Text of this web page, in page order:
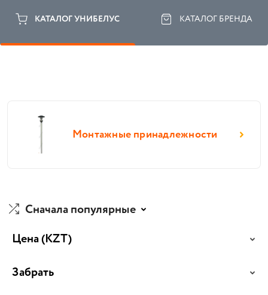
КАТАЛОГ УНИБЕЛУС КАТАЛОГ БРЕНДА
Монтажные принадлежности
Сначала популярные
Цена(KZT)
Забрать